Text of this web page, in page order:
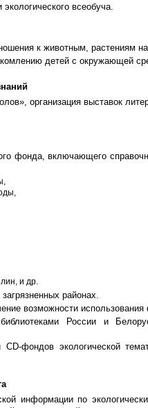
всеобуча.
к животным, растениям
детей с окружающей
организация выставок
фонда, включающего
и др.
районах.
возможности
России и
фондов экологической
информации по